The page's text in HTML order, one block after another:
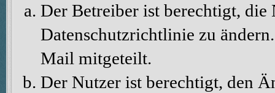
Der Betreiber ist berechtigt,
Datenschutzrichtlinie zu
Mail mitgeteilt.
Der Nutzer ist berechtigt, den